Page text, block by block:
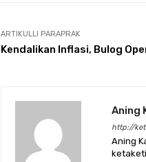
ARTIKULLI PARAPRAK
Kendalikan Inflasi, Bulog
Aning
http://
Aning